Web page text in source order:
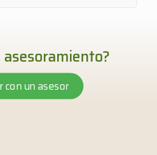
asesoramiento?
con un asesor